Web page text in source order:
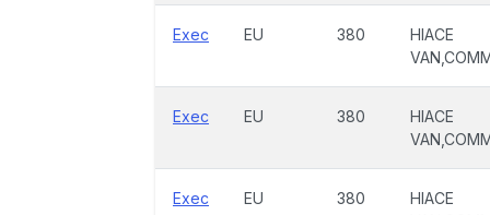
Exec EU 380
HIACE
Exec EU 380
HIACE
Exec EU 380
HIACE